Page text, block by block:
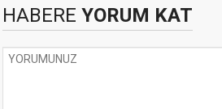
HABERE YORUM KAT